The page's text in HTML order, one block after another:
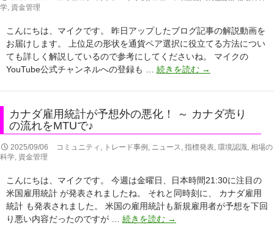
利
下
観
ン
懸
念
の
下
げ
測！
～
ポ
学, 資金管理
こんにちは、マイクです。 昨日アップしたブログ記事の解説動画を
お届けします。 上位足の形状を通貨ペア選択に役立てる方法につい
ても詳しく解説しているので参考にしてくださいね。 マイクの
YouTube公式チャンネルへの登録も … 続きを読む 【解
動
画】
カ
ナ
ダ
統
計
が
→
カナダ雇用統計が予想外の悪化！ ～ カナダ売り
の流れをMTUで♪
2025/09/06 コミュニティ , トレード事例 , ニュース, 指標発表, 環境認識, 相場の
科学, 資金管理
こんにちは、マイクです。 今週は金曜日、日本時間21:30に注目の
米国雇用統計 が発表されましたね。 それと同時刻に、 カナダ雇用
統計 も発表されました。 米国の雇用統計も新規雇用者が予想を下回
り悪い内容だったのですが … 続きを読む カ
→